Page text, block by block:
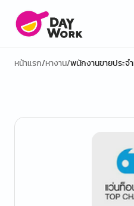
หน้าแรก/หางาน/พนักงานขายประจ